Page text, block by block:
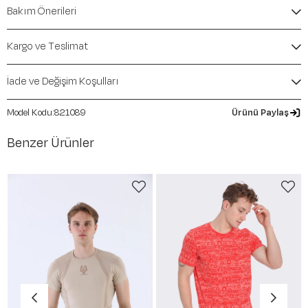
Kalıp / Form:
Mevsim:İlkbahar-Yaz
Bakım Önerileri
Kargo ve Teslimat
İade ve Değişim Koşulları
821089 Ürünü Paylaş
Benzer Ürünler